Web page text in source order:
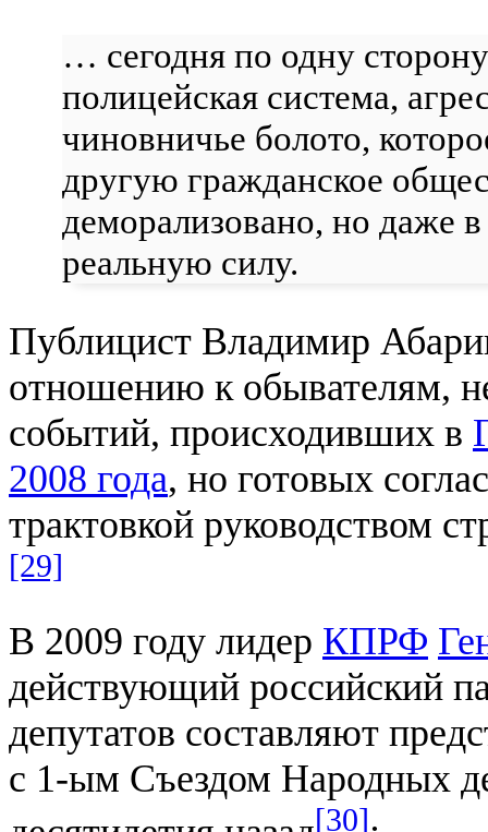
… сегодня по одну
полицейская система,
чиновничье болото,
другую гражданское
деморализовано, но даже в
реальную силу.
Публицист Владимир
отношению к обывателям,
событий, происходивших в
2008 года, но готовых
трактовкой руководством
[29]
В 2009 году лидер КПРФ
действующий российский
депутатов составляют
с 1-ым Съездом Народных
[30]